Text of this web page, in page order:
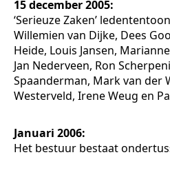
15 december 2005:
‘Serieuze Zaken’
Willemien van Dijke, Dees
Heide, Louis Jansen,
Jan Nederveen, Ron
Spaanderman, Mark van der
Westerveld, Irene Weug en
Januari 2006:
Het bestuur bestaat